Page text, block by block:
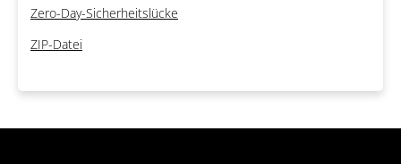
Zero-Day-Sicherheitslücke
ZIP-Datei